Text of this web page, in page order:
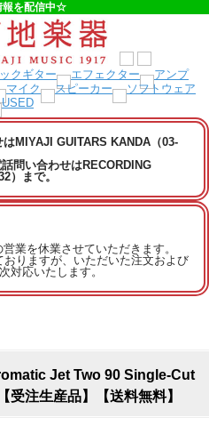
報を配信中☆
MIYAJI GUITARS KANDA（03-
問い合わせはRECORDING
）まで。
業を休業させていただきます。
りますが、いただいた注文および
対応いたします。
Jet Two 90 Single-Cut
注生産品】【送料無料】